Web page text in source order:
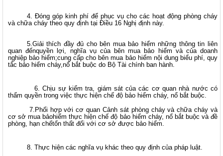
4. Đóng góp kinh phí để phục vụ cho các hoạt động phòng cháy
và chữa cháy theo quy định tại Điều 16 Nghị định này.
5.Giải thích đầy đủ cho bên mua bảo hiểm những thông tin liên
quan đếnquyền lợi, nghĩa vụ của bên mua bảo hiểm và của doanh
nghiệp bảo hiểm;cung cấp cho bên mua bảo hiểm nội dung biểu phí, quy
tắc bảo hiểm cháy,nổ bắt buộc do Bộ Tài chính ban hành.
6. Chịu sự kiểm tra, giám sát của các cơ quan nhà nước có
thẩm quyền trong việc thực hiện chế độ bảo hiểm cháy, nổ bắt buộc.
7.Phối hợp với cơ quan Cảnh sát phòng cháy và chữa cháy và
cơ sở mua bảohiểm thực hiện chế độ bảo hiểm cháy, nổ bắt buộc và đề
phòng, hạn chếtổn thất đối với cơ sở được bảo hiểm.
8. Thực hiện các nghĩa vụ khác theo quy định của pháp luật.